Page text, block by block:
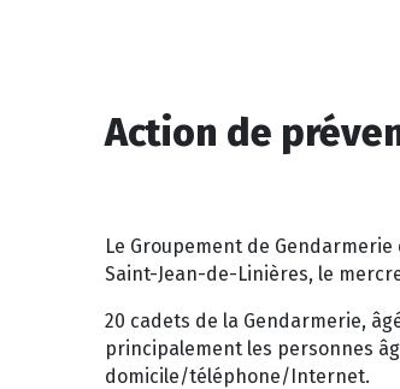
Action de
Le Groupement de
Saint-Jean-de-Linières, le
20 cadets de la Gendarmerie,
principalement les personnes
domicile/téléphone/Internet.